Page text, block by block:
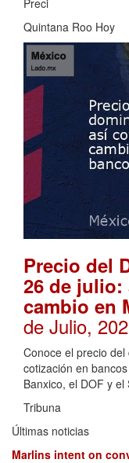
Preci
Quintana Roo Hoy
Precio del
26 de
cambio en
de Julio,
Conoce el precio
cotización en
Banxico, el DOF y
Tribuna
Últimas noticias
Marlins intent on